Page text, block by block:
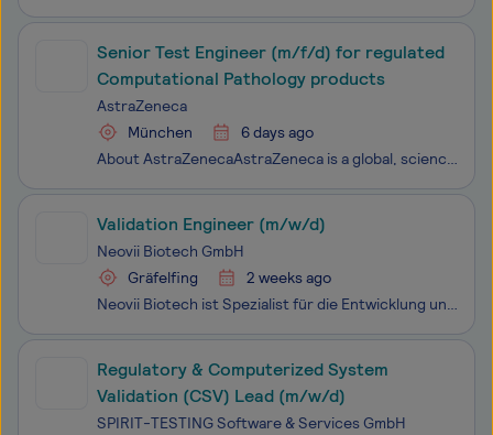
Senior Test Engineer (m/f/d) for regulated
Computational Pathology products
AstraZeneca
München
6 days ago
About AstraZenecaAstraZeneca is a global, science-led, patient-focused biopharmaceutical company that focuses on the discovery, development and commercialization of prescription medicines for some of the world's most serious diseases. But we're more than one of the world's leading pharmaceutical com
Validation Engineer (m/w/d)
Neovii Biotech GmbH
Gräfelfing
2 weeks ago
Neovii Biotech ist Spezialist für die Entwicklung und Vermarktung von immunologisch wirksamen biopharmazeutischen Produkten zur Prophylaxe oder Therapie immunologischer Erkrankungen. Der Schwerpunkt liegt auf dem Einsatz innovativer Antikörpertherapien. Neovii Biotech produziert und vermarktet insbe
Regulatory & Computerized System
Validation (CSV) Lead (m/w/d)
SPIRIT-TESTING Software & Services GmbH